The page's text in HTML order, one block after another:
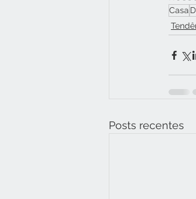
Casa
Posts recentes